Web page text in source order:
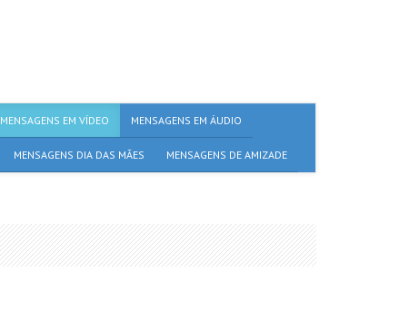
MENSAGENS EM VÍDEO MENSAGENS EM ÁUDIO
MENSAGENS DIA DAS MÃES MENSAGENS DE AMIZADE